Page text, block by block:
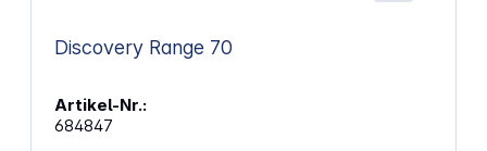
Discovery Range 70
Artikel-Nr.:
684847